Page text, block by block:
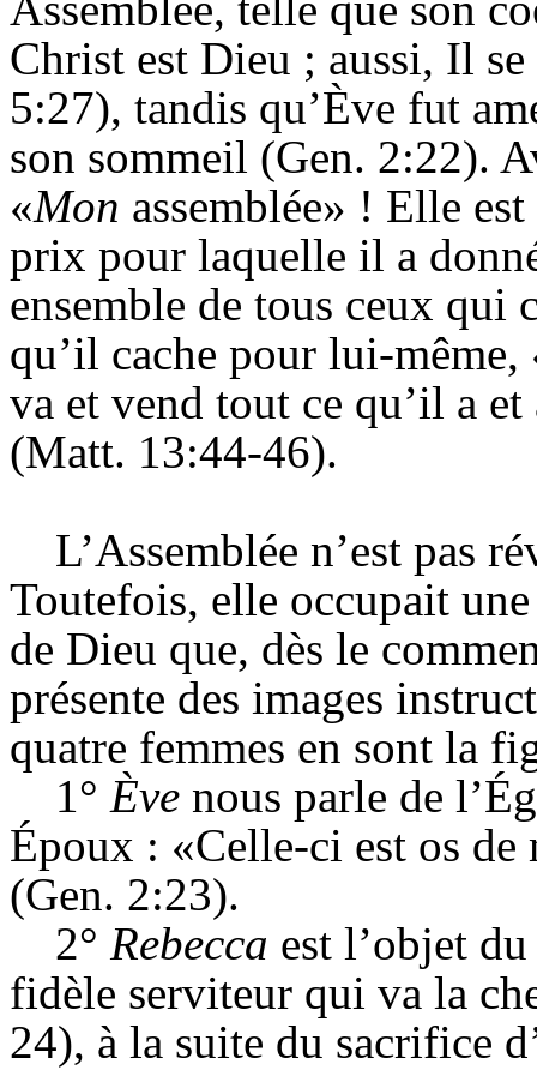
Christ est Dieu ; aussi, Il
5:27), tandis qu’Ève fut
son sommeil (Gen. 2:22).
«Mon assemblée» ! Elle
prix pour laquelle il a
ensemble de tous ceux qui
qu’il cache pour lui-
va et vend tout ce qu’il a
(Matt. 13:44-46).
L’Assemblée n’est pas
Toutefois, elle occupait une
de Dieu que, dès le
présente des images
quatre femmes en sont la
1° Èvenous parle de
Époux : «Celle-ci est os de
(Gen. 2:23).
2° Rebecca est l’objet
fidèle serviteur qui va la
24), à la suite du sacrifice